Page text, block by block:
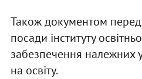
Також документом
посади інституту
забезпечення належних
на освіту.